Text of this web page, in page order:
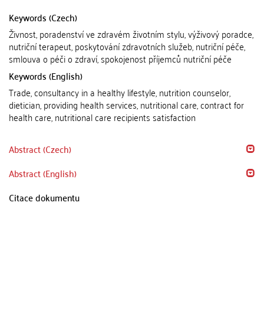
Keywords (Czech)
Živnost, poradenství ve zdravém životním stylu, výživový poradce,
nutriční terapeut, poskytování zdravotních služeb, nutriční péče,
smlouva o péči o zdraví, spokojenost příjemců nutriční péče
Keywords (English)
Trade, consultancy in a healthy lifestyle, nutrition counselor,
dietician, providing health services, nutritional care, contract for
health care, nutritional care recipients satisfaction
Abstract (Czech)
Abstract (English)
Citace dokumentu